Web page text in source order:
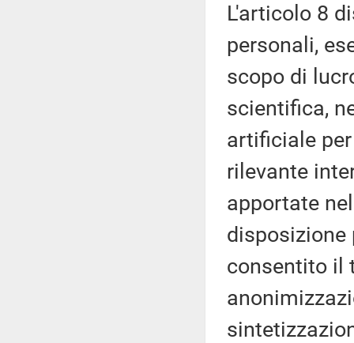
L'articolo 8
personali,
scopo di
scientifica,
artificiale
rilevante
apportate
disposizione
consentito il